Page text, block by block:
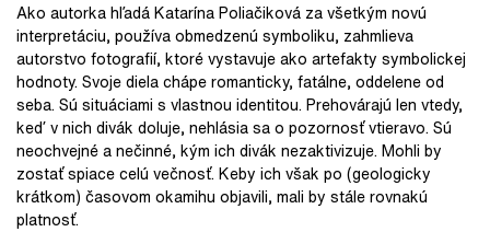
Ako autorka hľadá Katarína Poliačiková za všetkým novú
interpretáciu, používa obmedzenú symboliku, zahmlieva
autorstvo fotografií, ktoré vystavuje ako artefakty symbolickej
hodnoty. Svoje diela chápe romanticky, fatálne, oddelene od
seba. Sú situáciami s vlastnou identitou. Prehovárajú len vtedy,
keď v nich divák doluje, nehlásia sa o pozornosť vtieravo. Sú
neochvejné a nečinné, kým ich divák nezaktivizuje. Mohli by
zostať spiace celú večnosť. Keby ich však po (geologicky
krátkom) časovom okamihu objavili, mali by stále rovnakú
platnosť.